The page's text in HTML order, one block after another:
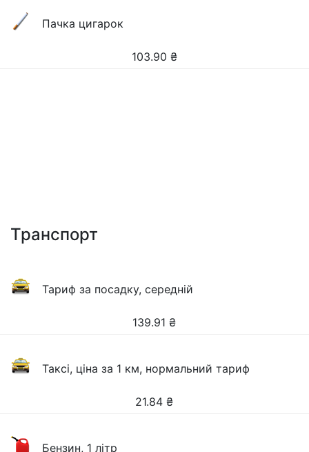
Пачка цигарок
103.90 ₴
Транспорт
Тариф за посадку, середній
139.91 ₴
Таксі, ціна за 1 км, нормальний тариф
21.84 ₴
Бензин, 1 літр